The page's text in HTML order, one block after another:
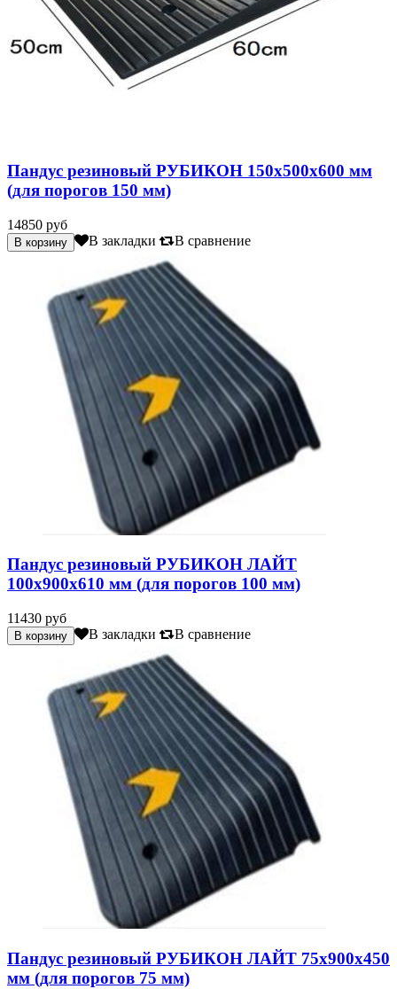
Пандус резиновый РУБИКОН 150х500х600 мм
(для порогов 150 мм)
14850 руб
В закладки В сравнение
Пандус резиновый РУБИКОН ЛАЙТ
100х900х610 мм (для порогов 100 мм)
11430 руб
В закладки В сравнение
Пандус резиновый РУБИКОН ЛАЙТ 75х900х450
мм (для порогов 75 мм)